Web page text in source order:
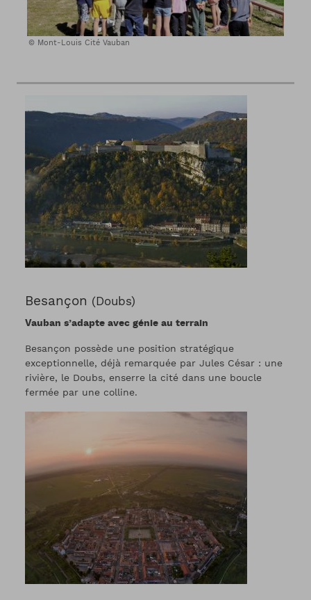
Mont-Louis Cité Vauban
Besançon (Doubs)
Vauban s’adapte avec génie au terrain
Besançon possède une position stratégique
exceptionnelle, déjà remarquée par Jules César : une
rivière, le Doubs, enserre la cité dans une boucle
fermée par une colline.